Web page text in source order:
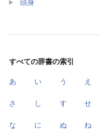
頭身
すべての辞書の索引
あ い う え
さ し す せ
な に ぬ ね